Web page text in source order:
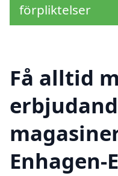
förpliktelser
Få alltid
Enhagen-